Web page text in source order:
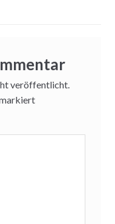
veröffentlicht.